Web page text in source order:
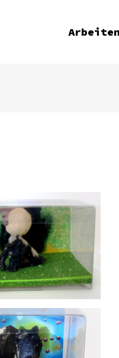
Arbeiten